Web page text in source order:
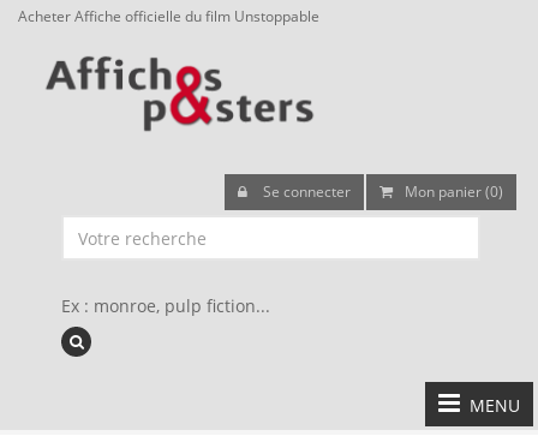
Acheter Affiche officielle du film Unstoppable
Se connecter Mon panier (0)
Ex : monroe, pulp fiction...
MENU